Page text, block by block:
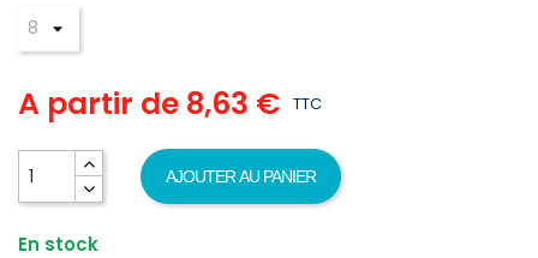
A partir de 8,63 € TTC
AJOUTER AU PANIER
En stock